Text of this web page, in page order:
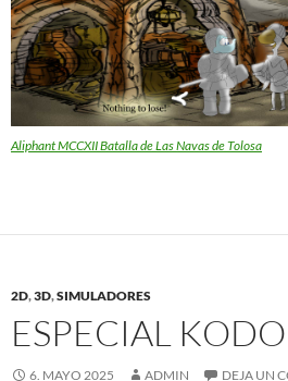
Aliphant MCCXII Batalla de Las Navas de Tolosa
2D,3D,SIMULADORES
ESPECIAL
6. MAYO 2025 ADMIN DEJA UN